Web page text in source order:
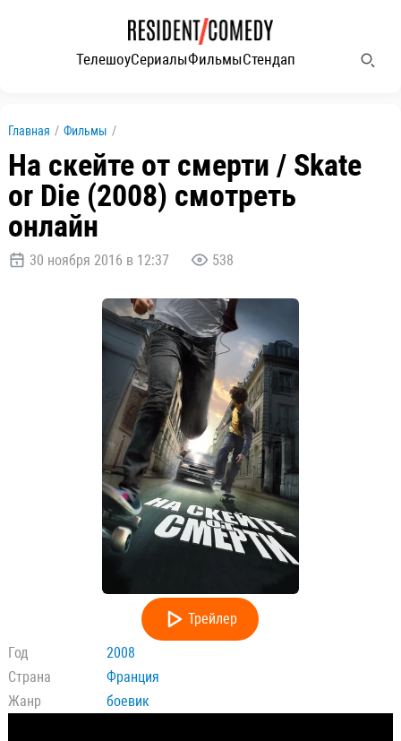
ТелешоуСериалыФильмыСтендап
Главная / Фильмы /
На скейте от смерти / Skate
or Die (2008) смотреть
онлайн
30 ноября 2016 в 12:37 538
Трейлер
Год
2008
Страна
Франция
Жанр
боевик